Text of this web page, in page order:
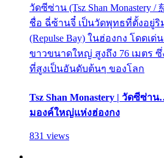
วัดซีซ่าน (Tsz Shan Monastery
ชื่อ ฉี่ซ้านจี๋ เป็นวัดพุทธที่ตั้งอยู่ริ
(Repulse Bay) ในฮ่องกง โดดเ
ขาวขนาดใหญ่ สูงถึง 76 เมตร
ที่สูงเป็นอันดับต้นๆ ของโลก
Tsz Shan Monastery | วัดซีซ่า
มองค์ใหญ่แห่งฮ่องกง
831 views